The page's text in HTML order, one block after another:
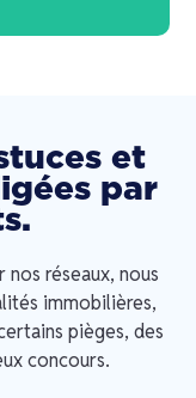
et
par
réseaux, nous
immobilières,
pièges, des
concours.